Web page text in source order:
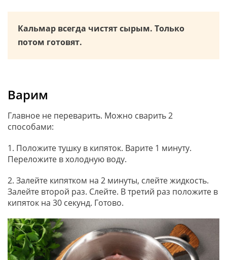
Кальмар всегда чистят сырым. Только
потом готовят.
Варим
Главное не переварить. Можно сварить 2
способами:
1. Положите тушку в кипяток. Варите 1 минуту.
Переложите в холодную воду.
2. Залейте кипятком на 2 минуты, слейте жидкость.
Залейте второй раз. Слейте. В третий раз положите в
кипяток на 30 секунд. Готово.